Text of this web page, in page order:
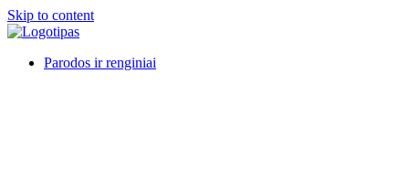
Skip to content
Parodos ir renginiai